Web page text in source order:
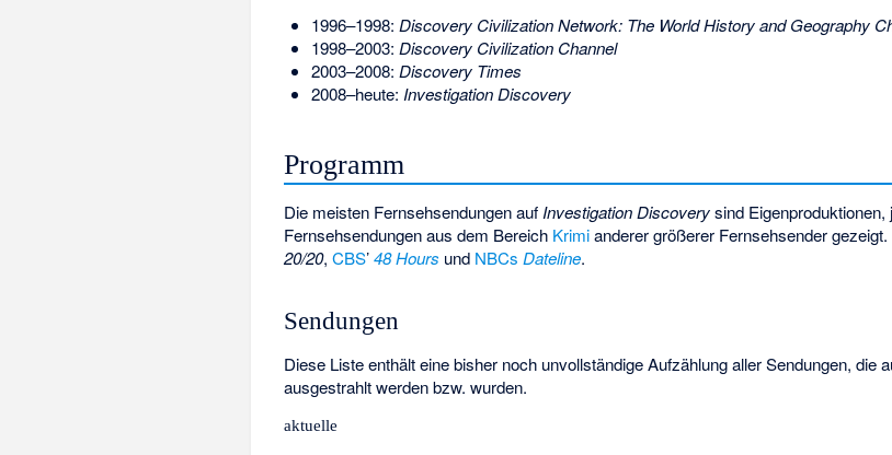
1996–1998: Discovery Civilization Network: The World History and Geography
1998–2003: Discovery Civilization Channel
2003–2008: Discovery Times
2008–heute: Investigation Discovery
Programm
Die meisten Fernsehsendungen auf Investigation Discoverysind
Fernsehsendungen aus dem Bereich Krimianderer größerer Fernsehsender
20/20,CBS’48 Hours und NBCs Dateline.
Sendungen
Diese Liste enthält eine bisher noch unvollständige Aufzählung aller Sendungen, die
ausgestrahlt werden bzw. wurden.
aktuelle